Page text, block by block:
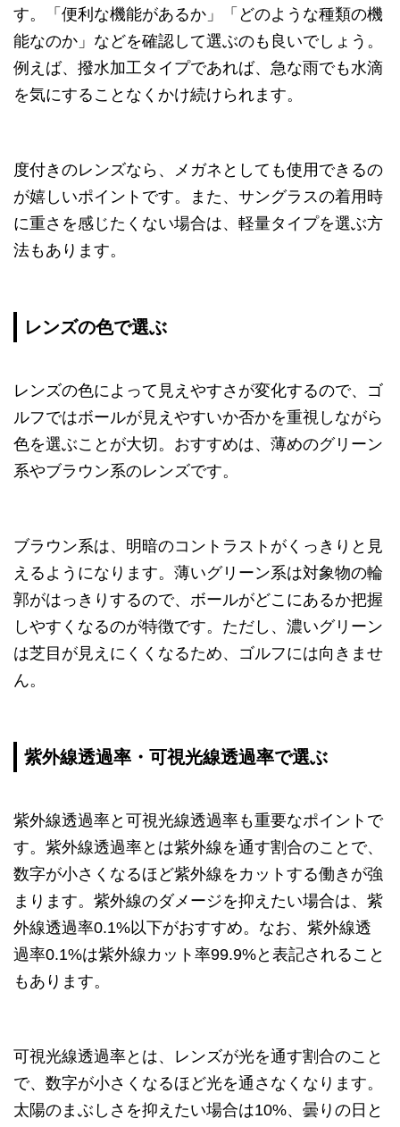
す。「便利な機能があるか」「どのような種類の機
能なのか」などを確認して選ぶのも良いでしょう。
例えば、撥水加工タイプであれば、急な雨でも水滴
を気にすることなくかけ続けられます。
度付きのレンズなら、メガネとしても使用できるの
が嬉しいポイントです。また、サングラスの着用時
に重さを感じたくない場合は、軽量タイプを選ぶ方
法もあります。
レンズの色で選ぶ
レンズの色によって見えやすさが変化するので、ゴ
ルフではボールが見えやすいか否かを重視しながら
色を選ぶことが大切。おすすめは、薄めのグリーン
系やブラウン系のレンズです。
ブラウン系は、明暗のコントラストがくっきりと見
えるようになります。薄いグリーン系は対象物の輪
郭がはっきりするので、ボールがどこにあるか把握
しやすくなるのが特徴です。ただし、濃いグリーン
は芝目が見えにくくなるため、ゴルフには向きませ
ん。
紫外線透過率・可視光線透過率で選ぶ
紫外線透過率と可視光線透過率も重要なポイントで
す。紫外線透過率とは紫外線を通す割合のことで、
数字が小さくなるほど紫外線をカットする働きが強
まります。紫外線のダメージを抑えたい場合は、紫
外線透過率0.1%以下がおすすめ。なお、紫外線透
過率0.1%は紫外線カット率99.9%と表記されること
もあります。
可視光線透過率とは、レンズが光を通す割合のこと
で、数字が小さくなるほど光を通さなくなります。
太陽のまぶしさを抑えたい場合は10%、曇りの日と